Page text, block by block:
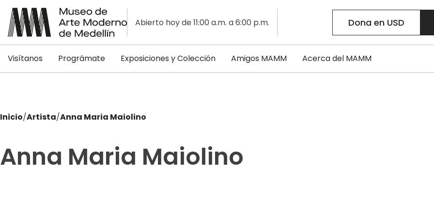
Abierto hoy de 11:00 a.m. a 6:00 p.m. Dona en USD
Visítanos Prográmate Exposiciones y Colección Amigos MAMM Acerca del MAMM
Inicio/Artista/Anna Maria Maiolino
Anna Maria Maiolino